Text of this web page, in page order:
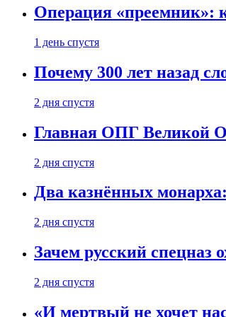
Операция «преемник»:
1 день спустя
Почему 300 лет назад
2 дня спустя
Главная ОПГ Великой
2 дня спустя
Два казнённых
2 дня спустя
Зачем русский спецназ
2 дня спустя
«И мертвый не хочет